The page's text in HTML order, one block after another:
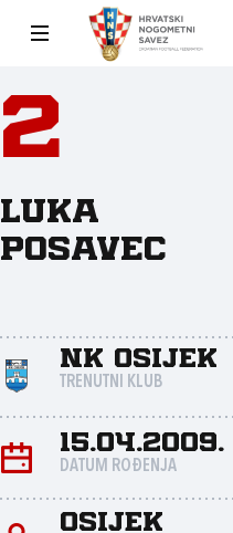
2
Luka
Posavec
NK Osijek
TRENUTNI KLUB
15.04.2009.
DATUM ROĐENJA
Osijek